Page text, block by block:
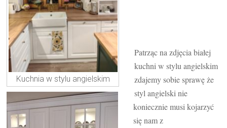
Kuchnia w stylu angielskim
Patrząc na zdjęcia białej
kuchni w stylu angielskim
zdajemy sobie sprawę że
styl angielski nie
koniecznie musi kojarzyć
się nam z